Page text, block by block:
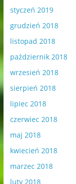
styczeń 2019
grudzień 2018
listopad 2018
październik 2018
wrzesień 2018
sierpień 2018
lipiec 2018
czerwiec 2018
maj 2018
kwiecień 2018
marzec 2018
luty 2018